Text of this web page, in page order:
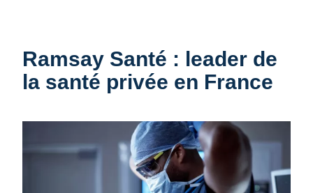
Ramsay Santé : leader de
la santé privée en France